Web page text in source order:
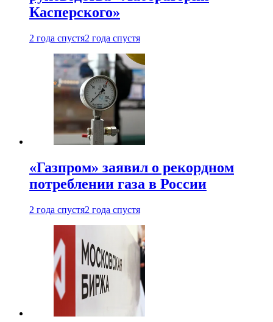
Касперского»
2 года спустя2 года спустя
«Газпром» заявил о рекордном
потреблении газа в России
2 года спустя2 года спустя